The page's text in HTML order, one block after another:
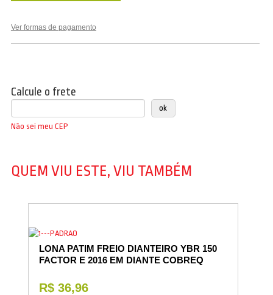
Ver formas de pagamento
Calcule o frete
Não sei meu CEP
QUEM VIU ESTE, VIU TAMBÉM
LONA PATIM FREIO DIANTEIRO YBR 150
FACTOR E 2016 EM DIANTE COBREQ
R$ 36,96